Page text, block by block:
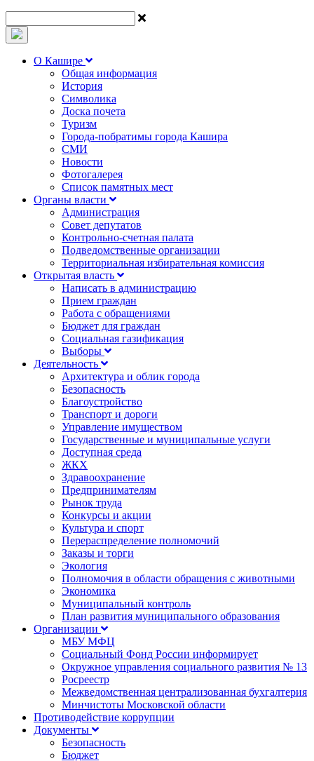
О Кашире
Общая информация
История
Символика
Доска почета
Туризм
Города-побратимы города Кашира
СМИ
Новости
Фотогалерея
Список памятных мест
Органы власти
Администрация
Совет депутатов
Контрольно-счетная палата
Подведомственные организации
Территориальная избирательная комиссия
Открытая власть
Написать в администрацию
Прием граждан
Работа с обращениями
Бюджет для граждан
Социальная газификация
Выборы
Деятельность
Архитектура и облик города
Безопасность
Благоустройство
Транспорт и дороги
Управление имуществом
Государственные и муниципальные услуги
Доступная среда
ЖКХ
Здравоохранение
Предпринимателям
Рынок труда
Конкурсы и акции
Культура и спорт
Перераспределение полномочий
Заказы и торги
Экология
Полномочия в области обращения с животными
Экономика
Муниципальный контроль
План развития муниципального образования
Организации
МБУ МФЦ
Социальный Фонд России информирует
Окружное управления социального развития № 13
Росреестр
Межведомственная централизованная бухгалтерия
Минчистоты Московской области
Противодействие коррупции
Документы
Безопасность
Бюджет